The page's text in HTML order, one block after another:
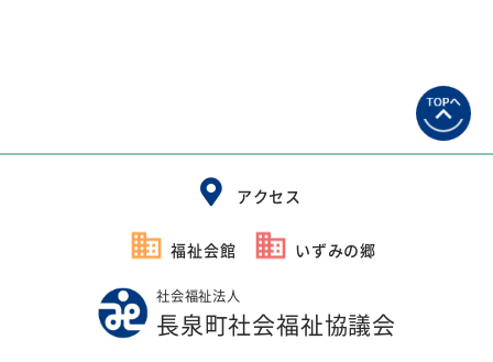
アクセス
福祉会館 いずみの郷
社会福祉法人
長泉町社会福祉協議会